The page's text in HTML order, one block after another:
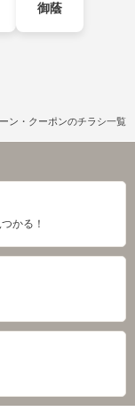
御蔭
ン・クーポンのチラシ一覧
かる！